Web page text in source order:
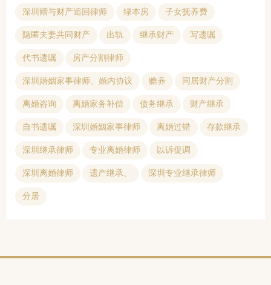
深圳赠与财产追回律师 绿本房 子女抚养费
隐匿夫妻共同财产 出轨 继承财产 写遗嘱
代书遗嘱 房产分割律师
深圳婚姻家事律师、婚内协议 赡养 同居财产分割
离婚咨询 离婚家务补偿 债务继承 财产继承
自书遗嘱 深圳婚姻家事律师 离婚过错 存款继承
深圳继承律师 专业离婚律师 以诉促调
深圳离婚律师 遗产继承、 深圳专业继承律师
分居